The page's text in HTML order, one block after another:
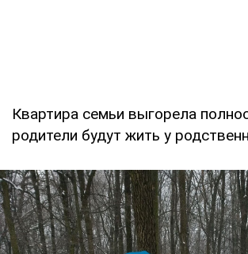
Квартира семьи выгорела
родители будут жить у